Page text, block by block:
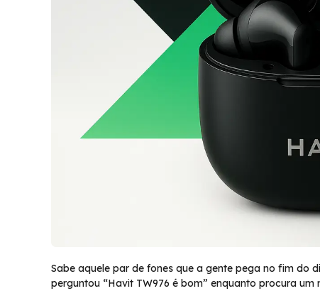
Sabe aquele par de fones que a gente pega no fim do
perguntou “Havit TW976 é bom” enquanto procura